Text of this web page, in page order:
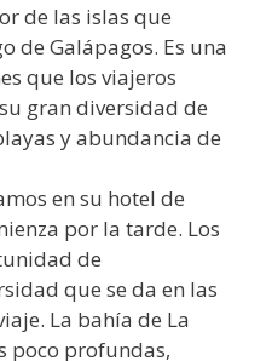
de las islas que
de Galápagos. Es una
que los viajeros
gran diversidad de
y abundancia de
en su hotel de
por la tarde. Los
de
que se da en las
La bahía de La
poco profundas,